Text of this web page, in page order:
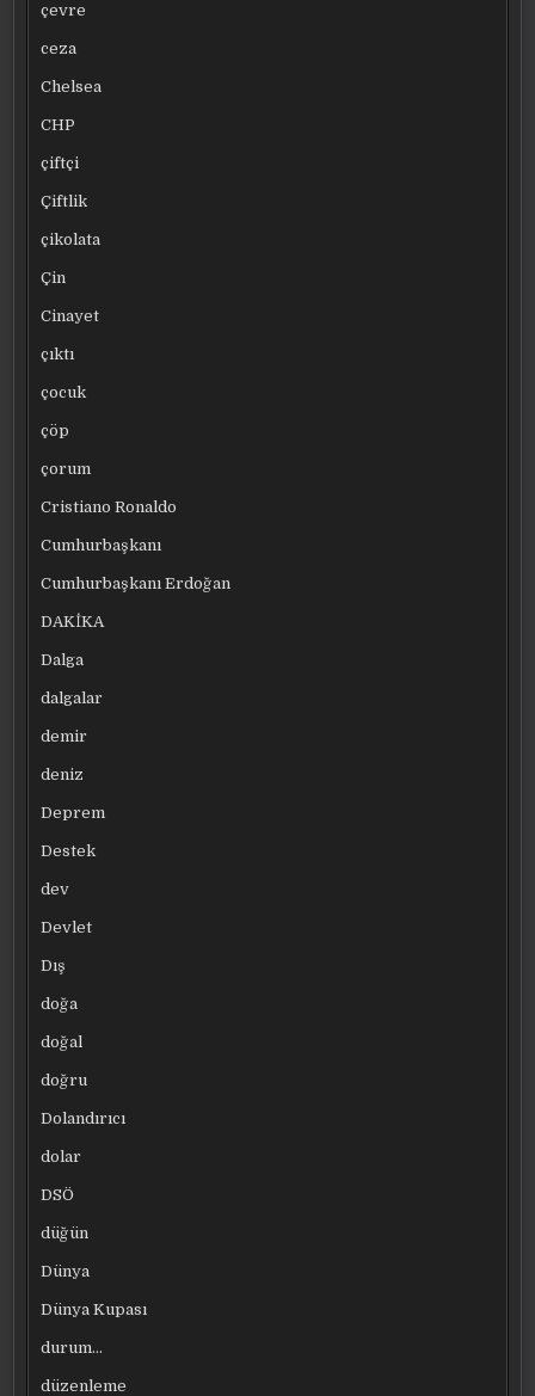
çevre
ceza
Chelsea
CHP
çiftçi
Çiftlik
çikolata
Çin
Cinayet
çıktı
çocuk
çöp
çorum
Cristiano Ronaldo
Cumhurbaşkanı
Cumhurbaşkanı Erdoğan
DAKİKA
Dalga
dalgalar
demir
deniz
Deprem
Destek
dev
Devlet
Dış
doğa
doğal
doğru
Dolandırıcı
dolar
DSÖ
düğün
Dünya
Dünya Kupası
durum…
düzenleme